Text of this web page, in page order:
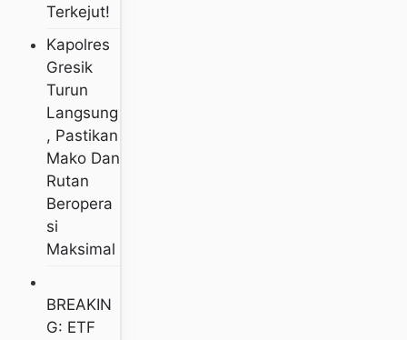
Terkejut!
Kapolres
Gresik
Turun
Langsung
, Pastikan
Mako Dan
Rutan
Beropera
Si
Maksimal
BREAKIN
G: ETF